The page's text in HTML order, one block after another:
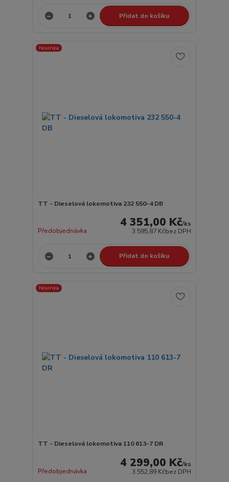
Přidat do košíku
Novinka
TT - Dieselová lokomotiva 232 550-4 DB
4 351,00 Kč/ks
3 595,87 Kčbez DPH
Předobjednávka
Přidat do košíku
Novinka
TT - Dieselová lokomotiva 110 613-7 DR
4 299,00 Kč/ks
3 552,89 Kčbez DPH
Předobjednávka